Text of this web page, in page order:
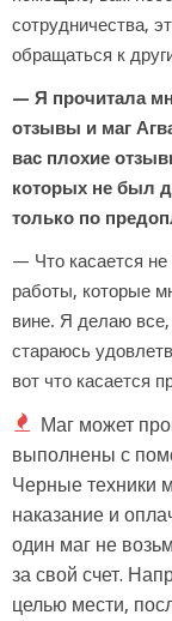
сотрудничества,
обращаться к
— Я прочитала
отзывы и маг
вас плохие
которых не был
только по
— Что касается
работы, которые
вине. Я делаю
стараюсь
вот что касается
Маг может
выполнены с
Черные техники
наказание и
один маг не
за свой счет.
целью мести,